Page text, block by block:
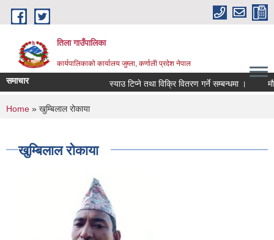
Skip to main content
तिला गाउँपालिका
कार्यपालिकाको कार्यालय जुम्ला, कर्णाली प्रदेश नेपाल
समाचार स्याउ टिप्ने तथा विक्रि वितरण गर्ने सम्बन्धमा ।
You are here
Home » खुम्बिलाल रोकाया
खुम्बिलाल रोकाया